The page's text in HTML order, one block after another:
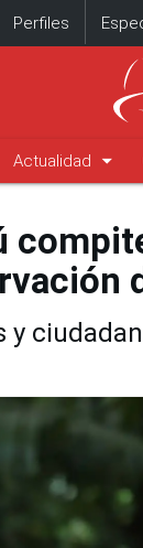
Perfiles
Actualidad arrow_drop_down